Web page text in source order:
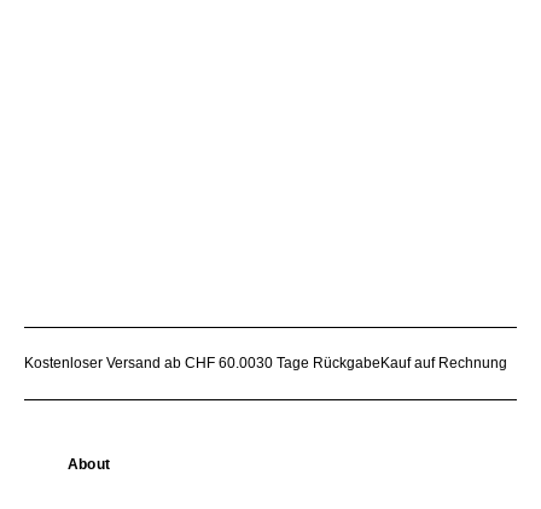
Kostenloser Versand ab CHF 60.0030 Tage Rückgabe Kauf auf Rechnung
About